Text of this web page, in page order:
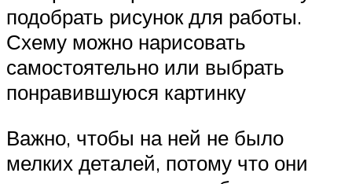
подобрать рисунок для работы.
Схему можно нарисовать
самостоятельно или выбрать
понравившуюся картинку
Важно, чтобы на ней не было
мелких деталей, потому что они